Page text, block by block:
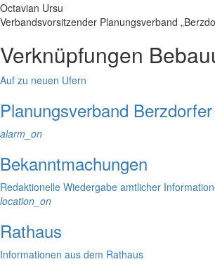
Octavian Ursu
Verbandsvorsitzender Planungsverband
Verknüpfungen
Auf zu neuen Ufern
Planungsverband
alarm_on
Bekanntmachungen
Redaktionelle Wiedergabe amtlicher
location_on
Rathaus
Informationen aus dem Rathaus